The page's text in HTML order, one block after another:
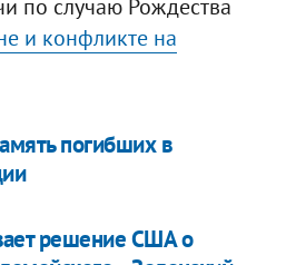
по случаю Рождества
и конфликте на
погибших в
решение США о